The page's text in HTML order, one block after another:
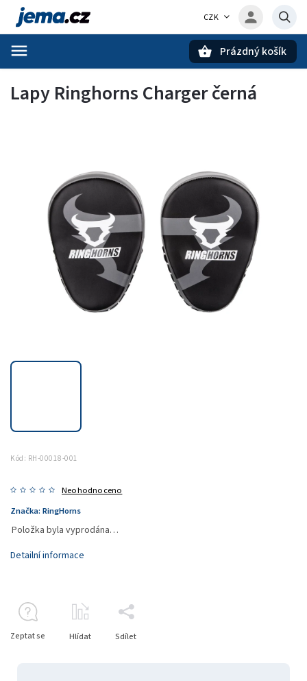
CZK
Prázdný košík
Lapy Ringhorns Charger černá
Kód: RH-00018-001
Neohodnoceno
Značka: RingHorns
Položka byla vyprodána…
Detailní informace
Zeptat se Hlídat Sdílet